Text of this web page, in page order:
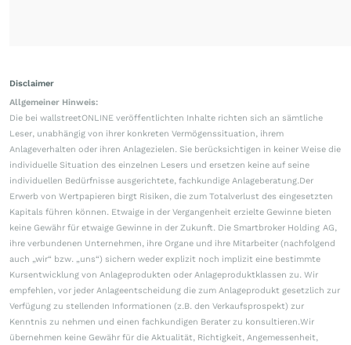
Disclaimer
Allgemeiner Hinweis:
Die bei wallstreetONLINE veröffentlichten Inhalte richten sich an sämtliche
Leser, unabhängig von ihrer konkreten Vermögenssituation, ihrem
Anlageverhalten oder ihren Anlagezielen. Sie berücksichtigen in keiner Weise die
individuelle Situation des einzelnen Lesers und ersetzen keine auf seine
individuellen Bedürfnisse ausgerichtete, fachkundige Anlageberatung.Der
Erwerb von Wertpapieren birgt Risiken, die zum Totalverlust des eingesetzten
Kapitals führen können. Etwaige in der Vergangenheit erzielte Gewinne bieten
keine Gewähr für etwaige Gewinne in der Zukunft. Die Smartbroker Holding AG,
ihre verbundenen Unternehmen, ihre Organe und ihre Mitarbeiter (nachfolgend
auch „wir“ bzw. „uns“) sichern weder explizit noch implizit eine bestimmte
Kursentwicklung von Anlageprodukten oder Anlageproduktklassen zu. Wir
empfehlen, vor jeder Anlageentscheidung die zum Anlageprodukt gesetzlich zur
Verfügung zu stellenden Informationen (z.B. den Verkaufsprospekt) zur
Kenntnis zu nehmen und einen fachkundigen Berater zu konsultieren.Wir
übernehmen keine Gewähr für die Aktualität, Richtigkeit, Angemessenheit,